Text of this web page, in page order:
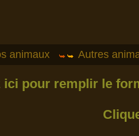
animaux Autres
ici pour remplir le